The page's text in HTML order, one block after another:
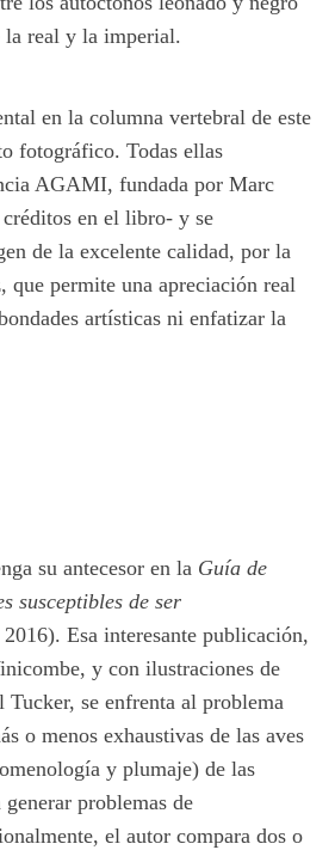
la real y la imperial.
en la columna vertebral de este
fotográfico. Todas ellas
AGAMI, fundada por Marc
en el libro- y se
de la excelente calidad, por la
que permite una apreciación real
artísticas ni enfatizar la
su antecesor en la Guía de
susceptibles de ser
Esa interesante publicación,
y con ilustraciones de
se enfrenta al problema
o menos exhaustivas de las aves
y plumaje) de las
generar problemas de
el autor compara dos o